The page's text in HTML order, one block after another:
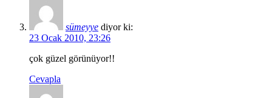
sümeyye diyor ki:
23 Ocak 2010, 23:26
çok güzel görünüyor!!
Cevapla